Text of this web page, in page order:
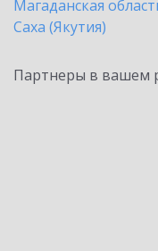
Магаданская
Саха (Якутия)
Партнеры в вашем